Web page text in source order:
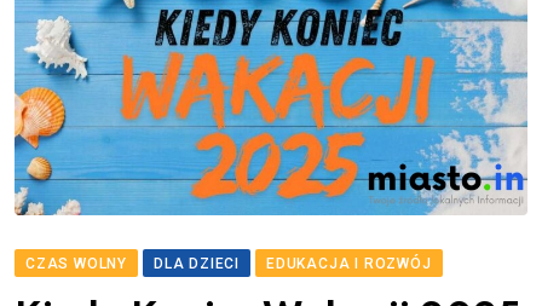
CZAS WOLNY DLA DZIECI EDUKACJA I ROZWÓJ